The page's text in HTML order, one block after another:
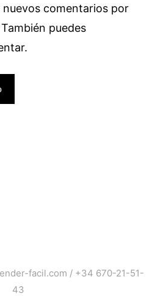
comentarios por
puedes
facil.com / +34 670-21-51-
43